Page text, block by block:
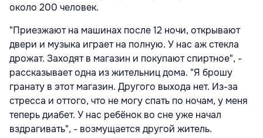
около 200 человек.
"Приезжают на машинах после 12 ночи, открывают
двери и музыка играет на полную. У нас аж стекла
дрожат. Заходят в магазин и покупают спиртное", -
рассказывает одна из жительниц дома. "Я брошу
гранату в этот магазин. Другого выхода нет. Из-за
стресса и оттого, что не могу спать по ночам, у меня
теперь диабет. У нас ребёнок во сне уже начал
вздрагивать", - возмущается другой житель.